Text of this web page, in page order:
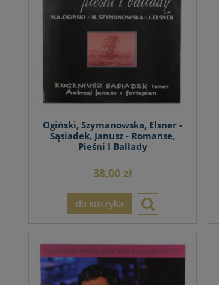
Ogiński, Szymanowska, Elsner -
Sąsiadek, Janusz - Romanse,
Pieśni I Ballady
38,00 zł
do koszyka